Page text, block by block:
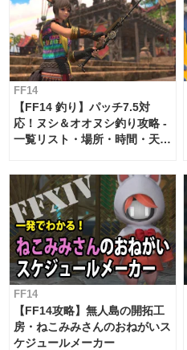
FF14
【FF14 釣り】パッチ7.5対
応！ヌシ＆オオヌシ釣り攻略 -
一覧リスト・場所・時間・天
FF14
【FF14攻略】無人島の開拓工
房・ねこみみさんのおねがいス
ケジュールメーカー